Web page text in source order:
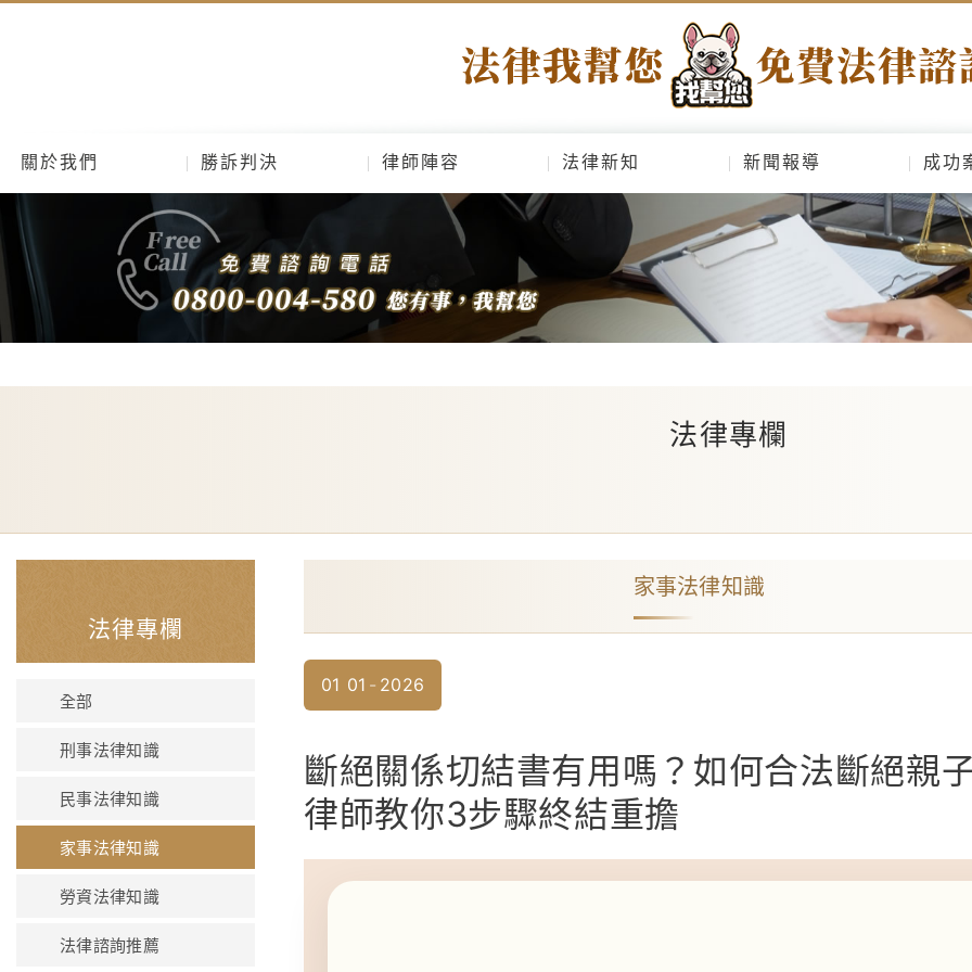
關於我們 勝訴判決 律師陣容 法律新知 新聞報導 成功
法律專欄
法律專欄
全部
刑事法律知識
民事法律知識
家事法律知識
勞資法律知識
法律諮詢推薦
家事法律知識
01 01 2026
斷絕關係切結書有用嗎？如何合法斷絕親
律師教你3步驟終結重擔